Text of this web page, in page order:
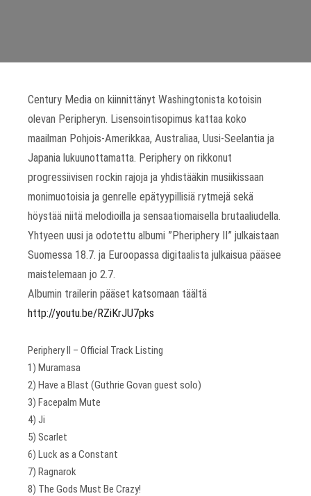
Century Media on kiinnittänyt Washingtonista kotoisin
olevan Peripheryn. Lisensointisopimus kattaa koko
maailman Pohjois-Amerikkaa, Australiaa, Uusi-Seelantia ja
Japania lukuunottamatta. Periphery on rikkonut
progressiivisen rockin rajoja ja yhdistääkin musiikissaan
monimuotoisia ja genrelle epätyypillisiä rytmejä sekä
höystää niitä melodioilla ja sensaatiomaisella brutaaliudella.
Yhtyeen uusi ja odotettu albumi ”Pheriphery II” julkaistaan
Suomessa 18.7. ja Euroopassa digitaalista julkaisua pääsee
maistelemaan jo 2.7.
Albumin trailerin pääset katsomaan täältä
http://youtu.be/RZiKrJU7pks
Periphery II – Official Track Listing
1) Muramasa
2) Have a Blast (Guthrie Govan guest solo)
3) Facepalm Mute
4) Ji
5) Scarlet
6) Luck as a Constant
7) Ragnarok
8) The Gods Must Be Crazy!